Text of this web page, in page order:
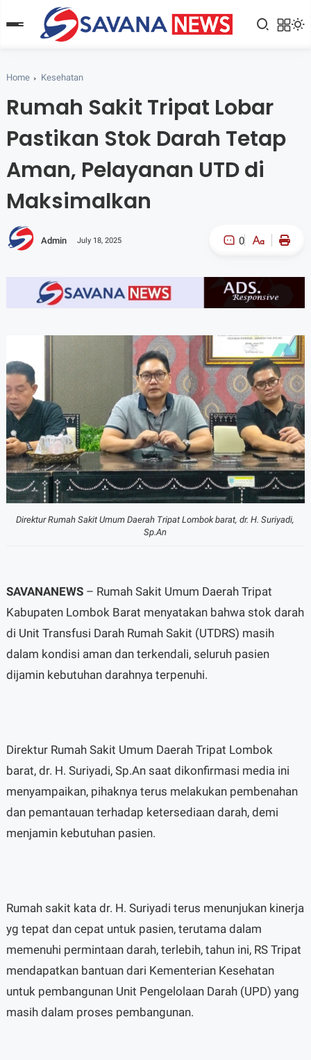
Home Kesehatan
Rumah Sakit Tripat Lobar
Pastikan Stok Darah Tetap
Aman, Pelayanan UTD di
Maksimalkan
Admin July 18, 2025 0
A- A+
Direktur Rumah Sakit Umum Daerah Tripat Lombok barat, dr. H. Suriyadi,
Sp.An
SAVANANEWS– Rumah Sakit Umum Daerah Tripat
Kabupaten Lombok Barat menyatakan bahwa stok darah
di Unit Transfusi Darah Rumah Sakit (UTDRS) masih
dalam kondisi aman dan terkendali, seluruh pasien
dijamin kebutuhan darahnya terpenuhi.
Direktur Rumah Sakit Umum Daerah Tripat Lombok
barat, dr. H. Suriyadi, Sp.An saat dikonfirmasi media ini
menyampaikan, pihaknya terus melakukan pembenahan
dan pemantauan terhadap ketersediaan darah, demi
menjamin kebutuhan pasien.
Rumah sakit kata dr. H. Suriyadi terus menunjukan kinerja
yg tepat dan cepat untuk pasien, terutama dalam
memenuhi permintaan darah, terlebih, tahun ini, RS Tripat
mendapatkan bantuan dari Kementerian Kesehatan
untuk pembangunan Unit Pengelolaan Darah (UPD) yang
masih dalam proses pembangunan.